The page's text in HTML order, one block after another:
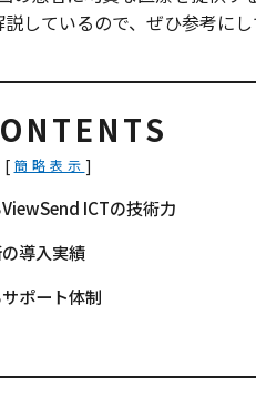
しているので、ぜひ参考にし
[ 簡略表示 ]
ICTの技術力
導入実績
ポート体制